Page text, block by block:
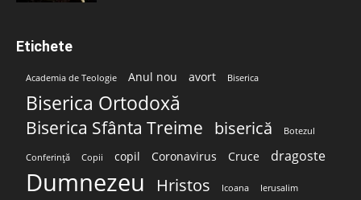
Etichete
Academia de Teologie Anul nou avort Biserica
Biserica Ortodoxă
Biserica Sfânta Treime biserică Botezul
Conferință Copii copil Coronavirus Cruce dragoste
Dumnezeu Hristos Icoana Ierusalim